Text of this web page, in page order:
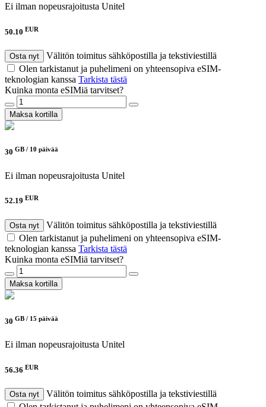
Ei ilman nopeusrajoitusta Unitel
50.10 EUR
Osta nyt
Välitön toimitus sähköpostilla ja tekstiviestillä
Olen tarkistanut ja puhelimeni on yhteensopiva eSIM-
teknologian kanssa Tarkista tästä
Kuinka monta eSIMiä tarvitset?
Maksa kortilla
30 GB / 10 päivää
Ei ilman nopeusrajoitusta Unitel
52.19 EUR
Osta nyt
Välitön toimitus sähköpostilla ja tekstiviestillä
Olen tarkistanut ja puhelimeni on yhteensopiva eSIM-
teknologian kanssa Tarkista tästä
Kuinka monta eSIMiä tarvitset?
Maksa kortilla
30 GB / 15 päivää
Ei ilman nopeusrajoitusta Unitel
56.36 EUR
Osta nyt
Välitön toimitus sähköpostilla ja tekstiviestillä